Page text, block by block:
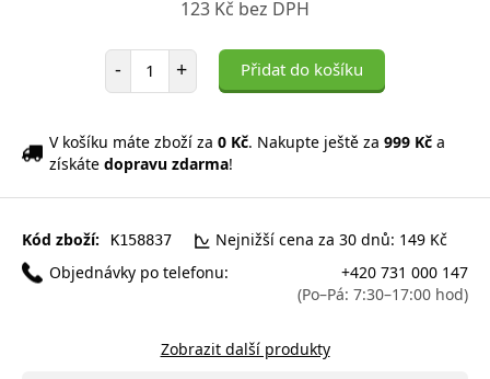
123 Kč bez DPH
- Počet položek
+ Přidat do košíku
V košíku máte zboží za 0 Kč. Nakupte ještě za 999 Kč a
získáte dopravu zdarma!
Kód zboží: K158837
Nejnižší cena za 30 dnů: 149 Kč
Objednávky po telefonu:
+420 731 000 147
(Po–Pá: 7:30–17:00 hod)
Zobrazit další produkty